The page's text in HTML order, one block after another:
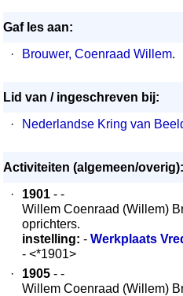
Gaf les aan:
·
Brouwer, Coenraad Willem.
Lid van / ingeschreven bij:
·
Nederlandse Kring van
Activiteiten (algemeen/overig):
·
1901 - -
Willem Coenraad (Willem)
oprichters.
instelling: - Werkplaats
- <*1901>
·
1905 - -
Willem Coenraad (Willem)